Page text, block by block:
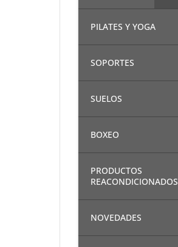
PILATES Y YOGA
SOPORTES
SUELOS
BOXEO
PRODUCTOS
REACONDICIONADOS
NOVEDADES